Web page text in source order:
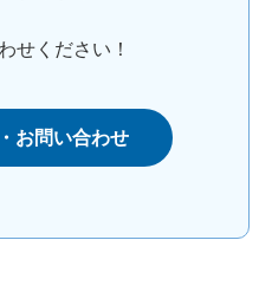
せください！
お問い合わせ